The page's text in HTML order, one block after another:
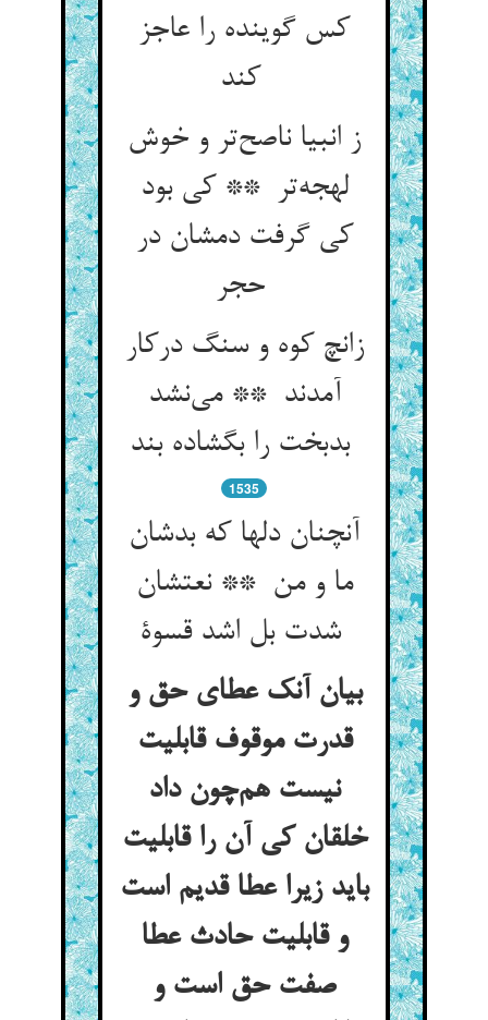
کس گوینده را عاجز
کند
ز انبیا ناصح‌تر و خوش
لهجه‌تر ** کی بود
کی گرفت دمشان در
حجر
زانچ کوه و سنگ درکار
آمدند ** می‌نشد
بدبخت را بگشاده بند
1535
آنچنان دلها که بدشان
ما و من ** نعتشان
شدت بل اشد قسوة
بیان آنک عطای حق و
قدرت موقوف قابلیت
نیست هم‌چون داد
خلقان کی آن را قابلیت
باید زیرا عطا قدیم است
و قابلیت حادث عطا
صفت حق است و